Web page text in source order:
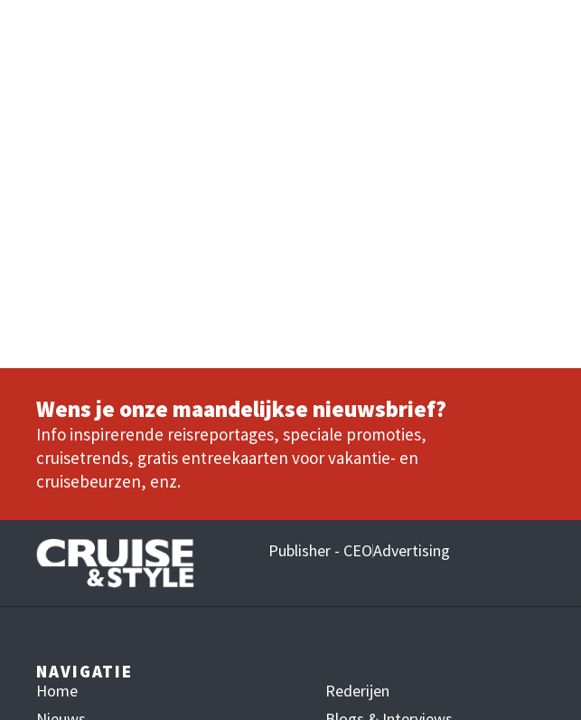
Wens je onze maandelijkse nieuwsbrief?
Info inspirerende reisreportages, speciale promoties,
cruisetrends, gratis entreekaarten voor vakantie- en
cruisebeurzen, enz.
Publisher - CEOAdvertising
NAVIGATIE
Home
Rederijen